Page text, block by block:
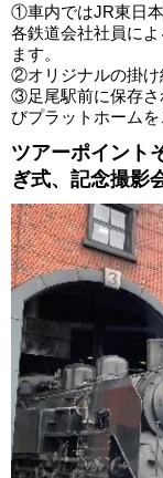
①車内ではJR東日
各鉄道会社社員に
ます。
②オリジナルの掛け
③足尾駅前に保存さ
びプラットホームを
ツアーポイント
ぎ式、記念撮影